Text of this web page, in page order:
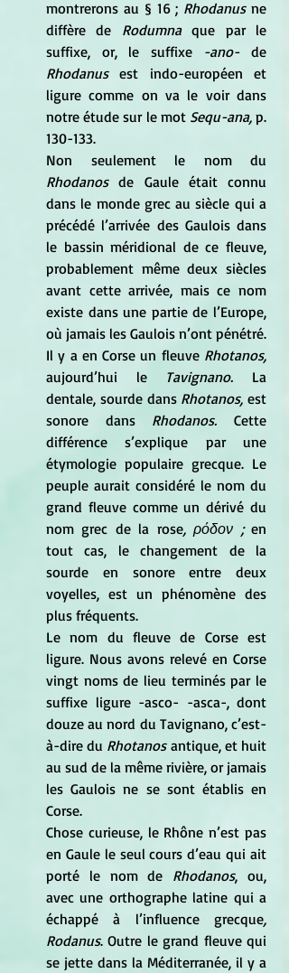
montrerons au § 16 ; Rhodanus ne
diffère de Rodumna que par le
suffixe, or, le suffixe -ano- de
Rhodanus est indo-européen et
ligure comme on va le voir dans
notre étude sur le mot Sequ-ana, p.
130-133.
Non seulement le nom du
Rhodanos de Gaule était connu
dans le monde grec au siècle qui a
précédé l’arrivée des Gaulois dans
le bassin méridional de ce fleuve,
probablement même deux siècles
avant cette arrivée, mais ce nom
existe dans une partie de l’Europe,
où jamais les Gaulois n’ont pénétré.
Il y a en Corse un fleuve Rhotanos,
aujourd’hui le Tavignano. La
dentale, sourde dans Rhotanos, est
sonore dans Rhodanos. Cette
différence s’explique par une
étymologie populaire grecque. Le
peuple aurait considéré le nom du
grand fleuve comme un dérivé du
nom grec de la rose, ρόδον ; en
tout cas, le changement de la
sourde en sonore entre deux
voyelles, est un phénomène des
plus fréquents.
Le nom du fleuve de Corse est
ligure. Nous avons relevé en Corse
vingt noms de lieu terminés par le
suffixe ligure -asco- -asca-, dont
douze au nord du Tavignano, c’est-
à-dire du Rhotanos antique, et huit
au sud de la même rivière, or jamais
les Gaulois ne se sont établis en
Corse.
Chose curieuse, le Rhône n’est pas
en Gaule le seul cours d’eau qui ait
porté le nom de Rhodanos, ou,
avec une orthographe latine qui a
échappé à l’influence grecque,
Rodanus. Outre le grand fleuve qui
se jette dans la Méditerranée, il y a